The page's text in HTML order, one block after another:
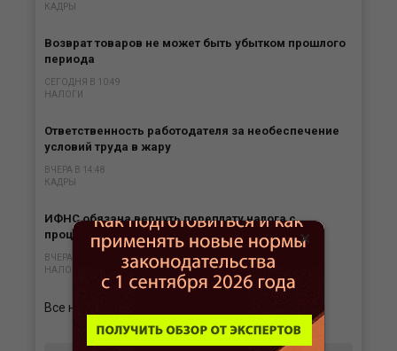
КАДРЫ
Возврат товаров не может быть убытком прошлого
периода
СЕГОДНЯ В 10:49
НАЛОГИ
Ответственность работодателя за необеспечение
условий труда в жару
ВЧЕРА В 14:48
КАДРЫ
ИФНС обязана вернуть переплату налога с
процентами в любом случае
ВЧЕРА В 13:47
НАЛОГИ
Все новости
×